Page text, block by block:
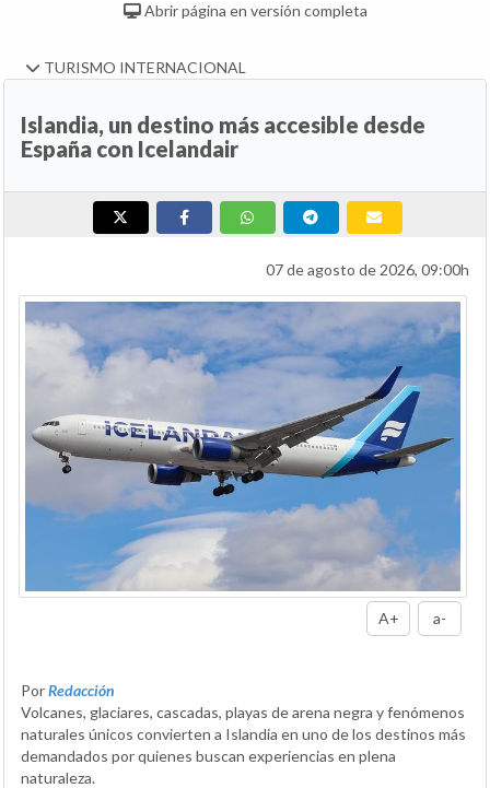
Abrir página en versión completa
TURISMO INTERNACIONAL
Islandia, un destino más accesible desde
España con Icelandair
07 de agosto de 2026, 09:00h
A+ a-
PorRedacción
Volcanes, glaciares, cascadas, playas de arena negra y fenómenos
naturales únicos convierten a Islandia en uno de los destinos más
demandados por quienes buscan experiencias en plena
naturaleza.